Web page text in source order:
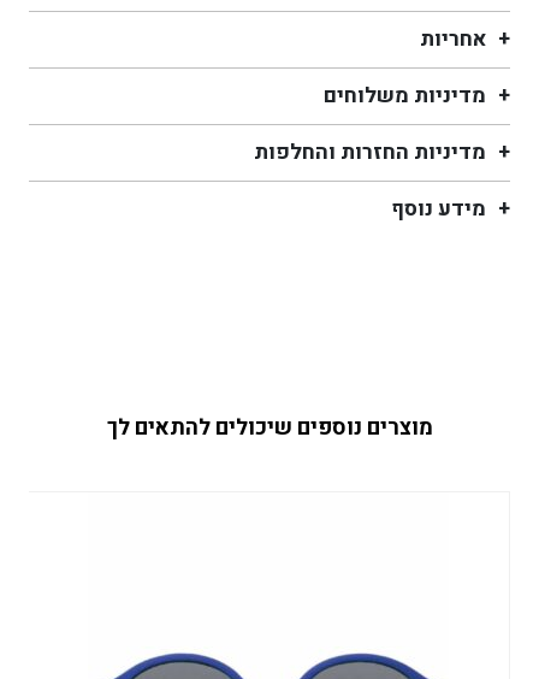
אחריות
מדיניות משלוחים
מדיניות החזרות והחלפות
מידע נוסף
מוצרים נוספים שיכולים להתאים לך